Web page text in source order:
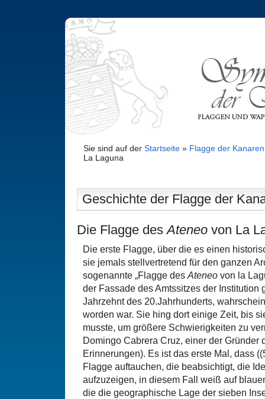
Sie sind auf der Startseite» Flagge der Kanaren
La Laguna
Geschichte der Flagge der
Die Flagge desAteneo von La
Die erste Flagge, über die es einen
sie jemals stellvertretend für den ganzen
sogenannte „Flagge des Ateneo von la
der Fassade des Amtssitzes der Institution
Jahrzehnt des 20.Jahrhunderts,
worden war. Sie hing dort einige Zeit, bis
musste, um größere Schwierigkeiten zu
Domingo Cabrera Cruz, einer der Gründer
Erinnerungen). Es ist das erste Mal, dass
Flagge auftauchen, die beabsichtigt, die
aufzuzeigen, in diesem Fall weiß auf
die die geographische Lage der sieben